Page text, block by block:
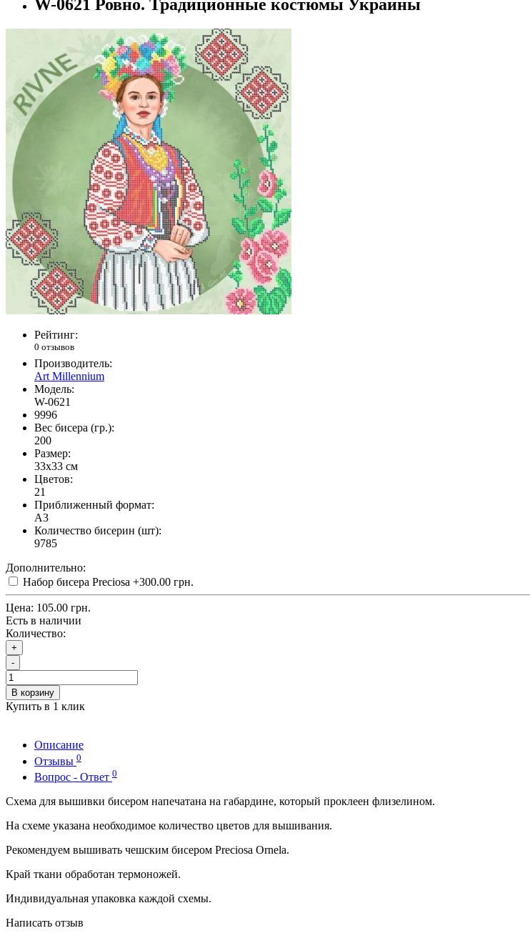
W-0621 Ровно. Традиционные костюмы Украины
Рейтинг:
0 отзывов
Производитель:
Art Millennium
Модель:
W-0621
9996
Вес бисера (гр.):
200
Размер:
33x33 см
Цветов:
21
Приближенный формат:
A3
Количество бисерин (шт):
9785
Дополнительно:
Набор бисера Preciosa +300.00 грн.
Цена: 105.00 грн.
Есть в наличии
Количество:
+
-
В корзину
Купить в 1 клик
Описание
Отзывы 0
Вопрос - Ответ 0
Схема для вышивки бисером напечатана на габардине, который проклеен флизелином.
На схеме указана необходимое количество цветов для вышивания.
Рекомендуем вышивать чешским бисером Preciosa Ornela.
Край ткани обработан термоножей.
Индивидуальная упаковка каждой схемы.
Написать отзыв